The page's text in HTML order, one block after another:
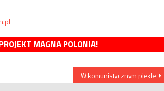
MAGNA POLONIA!
W komunistycznym piekle